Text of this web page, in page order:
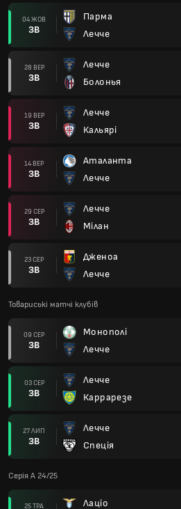
04 ЖОВ
ЗВ
Парма
Лечче
28 ВЕР
ЗВ
Лечче
Болонья
19 ВЕР
ЗВ
Лечче
Кальярі
14 ВЕР
ЗВ
Аталанта
Лечче
29 СЕР
ЗВ
Лечче
Мілан
23 СЕР
ЗВ
Дженоа
Лечче
Товариські матчі клубів
09 СЕР
ЗВ
Монополі
Лечче
03 СЕР
ЗВ
Лечче
Каррарезе
27 ЛИП
ЗВ
Лечче
Спеція
Серія А 24/25
25 ТРА Лаціо